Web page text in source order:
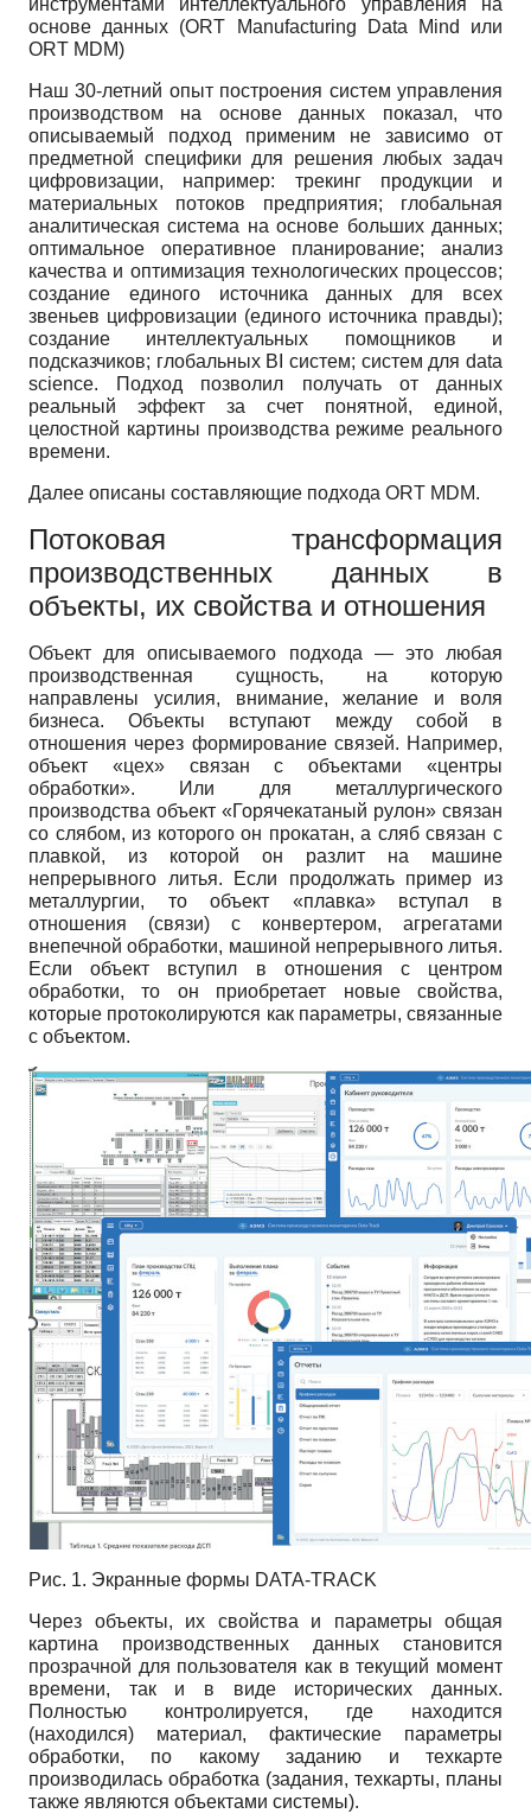
основе данных (ORT Manufacturing Data Mind или
ORT MDM)
Наш 30-летний опыт построения систем управления
производством на основе данных показал, что
описываемый подход применим не зависимо от
предметной специфики для решения любых задач
цифровизации, например: трекинг продукции и
материальных потоков предприятия; глобальная
аналитическая система на основе больших данных;
оптимальное оперативное планирование; анализ
качества и оптимизация технологических процессов;
создание единого источника данных для всех
звеньев цифровизации (единого источника правды);
создание интеллектуальных помощников и
подсказчиков; глобальных BI систем; систем для data
science. Подход позволил получать от данных
реальный эффект за счет понятной, единой,
целостной картины производства режиме реального
времени.
Далее описаны составляющие подхода ORT MDM.
Потоковая трансформация
производственных данных в
объекты, их свойства и отношения
Объект для описываемого подхода — это любая
производственная сущность, на которую
направлены усилия, внимание, желание и воля
бизнеса. Объекты вступают между собой в
отношения через формирование связей. Например,
объект «цех» связан с объектами «центры
обработки». Или для металлургического
производства объект «Горячекатаный рулон» связан
со слябом, из которого он прокатан, а сляб связан с
плавкой, из которой он разлит на машине
непрерывного литья. Если продолжать пример из
металлургии, то объект «плавка» вступал в
отношения (связи) с конвертером, агрегатами
внепечной обработки, машиной непрерывного литья.
Если объект вступил в отношения с центром
обработки, то он приобретает новые свойства,
которые протоколируются как параметры, связанные
с объектом.
Рис. 1. Экранные формы DATA-TRACK
Через объекты, их свойства и параметры общая
картина производственных данных становится
прозрачной для пользователя как в текущий момент
времени, так и в виде исторических данных.
Полностью контролируется, где находится
(находился) материал, фактические параметры
обработки, по какому заданию и техкарте
производилась обработка (задания, техкарты, планы
также являются объектами системы).